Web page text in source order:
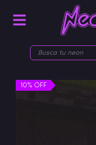
10% OFF